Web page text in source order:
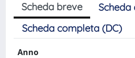
Scheda breve
Scheda completa (DC)
Anno